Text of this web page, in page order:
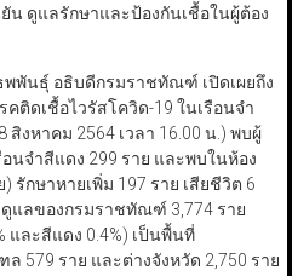
น ดูแลรักษาและป้องกันเชื้อในผู้ต้อง
พันธุ์ อธิบดีกรมราชทัณฑ์ เปิดเผยถึง
ติดเชื้อไวรัสโควิด-19 ในเรือนจำ
หาคม 2564 เวลา 16.00 น.) พบผู้
นจำสีแดง 299 ราย และพบในห้อง
รักษาหายเพิ่ม 197 ราย เสียชีวิต 6
แลของกรมราชทัณฑ์ 3,774 ราย
และสีแดง 0.4%) เป็นพื้นที่
579 ราย และต่างจังหวัด 2,750 ราย